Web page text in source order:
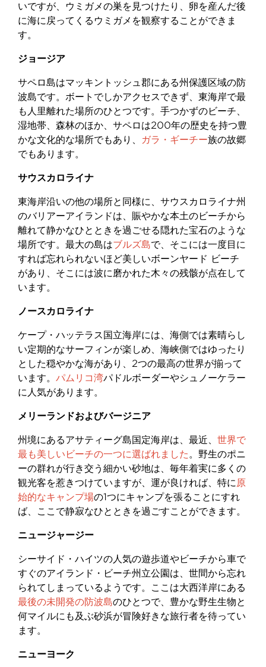
いですが、ウミガメの巣を見つけたり、卵を産んだ後
に海に戻ってくるウミガメを観察することができま
す。
ジョージア
サペロ島はマッキントッシュ郡にある州保護区域の防
波島です。ボートでしかアクセスできず、東海岸で最
も人里離れた場所のひとつです。手つかずのビーチ、
湿地帯、森林のほか、サペロは200年の歴史を持つ豊
かな文化的な場所でもあり、
ガラ・ギーチー族の故郷
でもあります。
サウスカロライナ
東海岸沿いの他の場所と同様に、サウスカロライナ州
のバリアーアイランドは、賑やかな本土のビーチから
離れて静かなひとときを過ごせる隠れた宝石のような
場所です。最大の島はブルズ島で、そこには一度目に
すれば忘れられないほど美しいボーンヤード ビーチ
があり、そこには波に磨かれた木々の残骸が点在して
います。
ノースカロライナ
ケープ・ハッテラス国立海岸には、海側では素晴らし
い定期的なサーフィンが楽しめ、海峡側ではゆったり
とした穏やかな海があり、2つの最高の世界が揃って
います。 パムリコ湾パドルボーダーやシュノーケラー
に人気があります。
メリーランドおよびバージニア
州境にあるアサティーグ島国定海岸は、最近、 世界で
最も美しいビーチの一つに選ばれました。野生のポニ
ーの群れが行き交う細かい砂地は、毎年着実に多くの
観光客を惹きつけていますが、運が良ければ、特に原
始的なキャンプ場の1つにキャンプを張ることにすれ
ば、ここで静寂なひとときを過ごすことができます。
ニュージャージー
シーサイド・ハイツの人気の遊歩道やビーチから車で
すぐのアイランド・ビーチ州立公園は、世間から忘れ
られてしまっているようです。ここは大西洋岸にある
最後の未開発の防波島のひとつで、豊かな野生生物と
何マイルにも及ぶ砂浜が冒険好きな旅行者を待ってい
ます。
ニューヨーク